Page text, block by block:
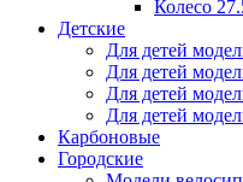
Колесо
Детские
Для детей
Для детей
Для детей
Для детей
Карбоновые
Городские